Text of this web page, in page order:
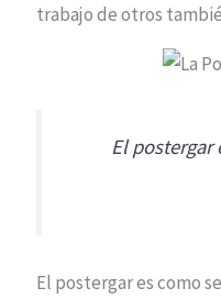
trabajo de otros
El postergar
El postergar es como